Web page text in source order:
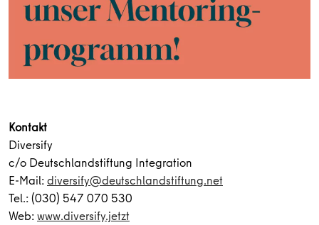
Kontakt
Diversify
c/o Deutschlandstiftung Integration
E-Mail:diversify@deutschlandstiftung.net
Tel.: (030) 547 070 530
Web:www.diversify.jetzt